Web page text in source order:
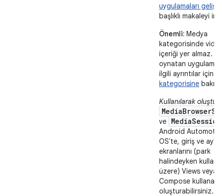
uygulamaları
başlıklı makaleyi
Önemli: Medya
kategorisinde
içeriği yer almaz.
oynatan
ilgili ayrıntılar için
kategorisine bakın.
Kullanılarak
ve MediaSession
Android
OS'te, giriş ve
ekranlarını (park
halindeyken
üzere) Views veya
Compose
oluşturabilirsiniz.